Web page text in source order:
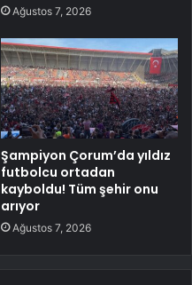
Ağustos 7, 2026
Şampiyon Çorum’da yıldız
futbolcu ortadan
kayboldu! Tüm şehir onu
arıyor
Ağustos 7, 2026